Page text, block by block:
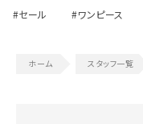
#セール #ワンピース
スタッフ一覧